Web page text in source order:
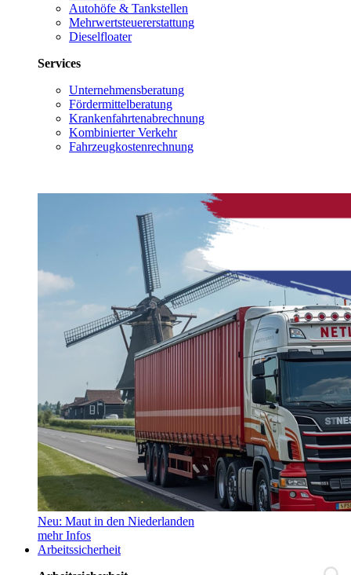
Autohöfe & Tankstellen
Mehrwertsteuererstattung
Dieselfloater
Services
Unternehmensberatung
Fördermittelberatung
Krankenfahrtenabrechnung
Kombinierter Verkehr
Fahrzeugkostenrechnung
Neu: Maut in den Niederlanden
mehr Infos
Arbeitssicherheit